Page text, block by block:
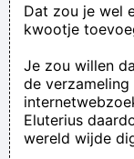
Dat zou je wel
kwootje
Je zou willen
de
Eluterius
wereld wijde